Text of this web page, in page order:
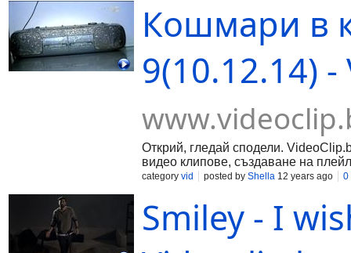
Кошмари в
9(10.12.14)
Открий, гледай сподели.
видео клипове, създаване на
category vid posted by Shella 12 years ago 0
Smiley - I